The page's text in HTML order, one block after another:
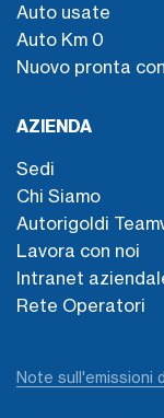
Auto usate
Auto Km 0
Nuovo pronta
AZIENDA
Sedi
Chi Siamo
Autorigoldi
Lavora con noi
Intranet
Rete Operatori
Note sull'emissioni